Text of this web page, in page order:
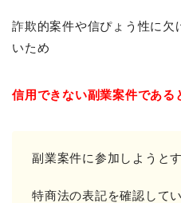
詐欺的案件や信ぴょう性に欠
いため
信用できない副業案件である
副業案件に参加しようと
特商法の表記を確認して